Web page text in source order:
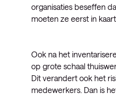
organisaties beseffen
moeten ze eerst in
Ook na het
op grote schaal
Dit verandert ook het
medewerkers. Dan is